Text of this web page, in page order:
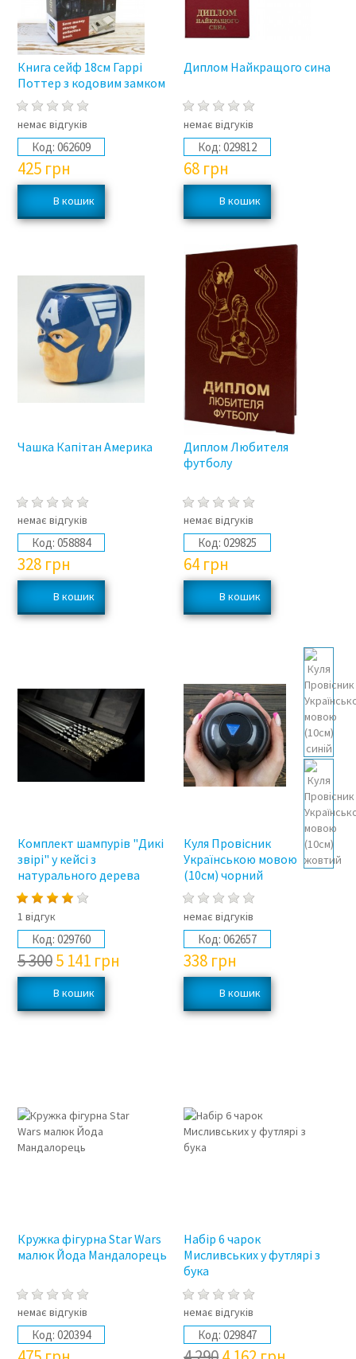
Книга сейф 18см Гаррі
Поттер з кодовим замком
немає відгуків
Код: 062609
425 грн
Диплом Найкращого сина
немає відгуків
Код: 029812
68 грн
Чашка Капітан Америка
немає відгуків
Код: 058884
328 грн
Диплом Любителя
футболу
немає відгуків
Код: 029825
64 грн
Комплект шампурів "Дикі
звірі" у кейсі з
натурального дерева
1 відгук
Код: 029760
5 3005 141 грн
Куля Провісник
Українською мовою
(10см) чорний
немає відгуків
Код: 062657
338 грн
Кружка фігурна Star Wars
малюк Йода Мандалорець
немає відгуків
Код: 020394
Набір 6 чарок
Мисливських у футлярі з
бука
немає відгуків
Код: 029847